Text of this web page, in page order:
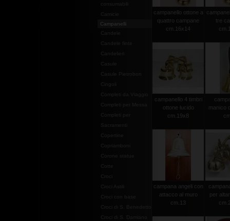
Campanelli
Candele
Candele finte
Candelieri
Casule
Casule Pietrobon
Cingoli
Completi da Viaggio
Completi per Messa
Completi per
Sacramenti
Copertine
Copriamboni
Corone statue
Cotte
Croci
Croci Astili
Croci con base
Croci di S. Benedetto
Croci di S. Damiano
campanello ottone a
quattro campane
cm.16x14
tre
campanello 4 timbri
ottone lucido
cm.19x8
manico
campana angeli con
attacco al muro
cm.13
per